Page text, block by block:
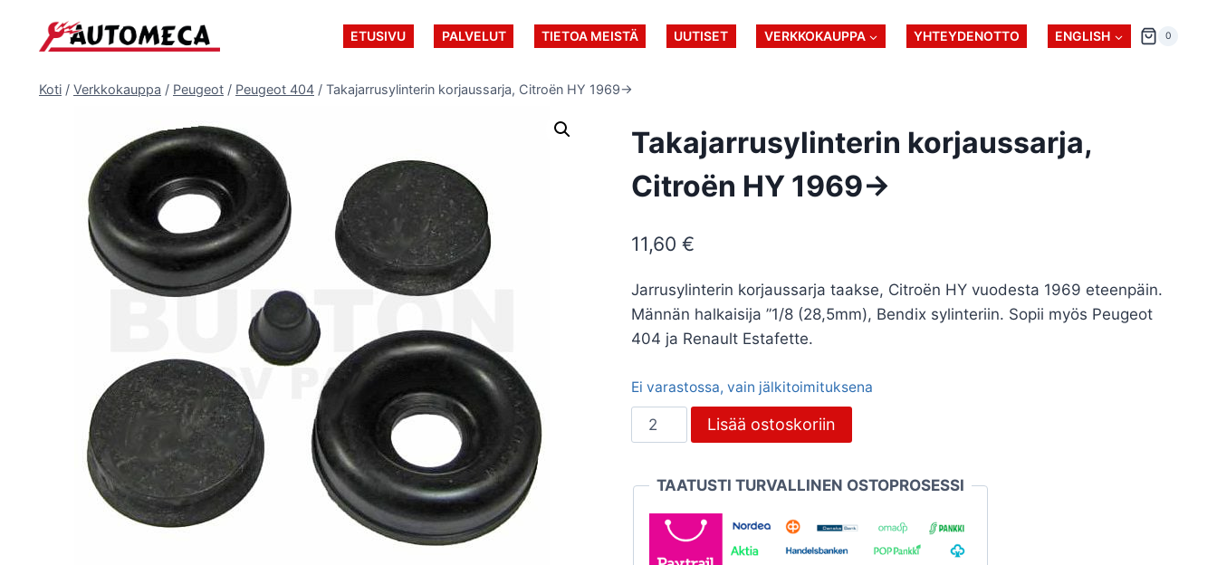
sisältöön
ETUSIVU PALVELUT TIETOA MEISTÄ UUTISET VERKKOKAUPPA YHTEYDENOTTO ENGLISH 0
Koti / Verkkokauppa / Peugeot / Peugeot 404 / Takajarrusylinterin korjaussarja, Citroën HY 1969->
Takajarrusylinterin korjaussarja,
Citroën HY 1969->
11,60€
Jarrusylinterin korjaussarja taakse, Citroën HY vuodesta 1969 eteenpäin.
Männän halkaisija ”1/8 (28,5mm), Bendix sylinteriin. Sopii myös Peugeot
404 ja Renault Estafette.
Ei varastossa, vain jälkitoimituksena
Takajarrusylinterin
korjaussarja,
HY
1969-
Lisää ostoskoriin
TAATUSTI TURVALLINEN OSTOPROSESSI